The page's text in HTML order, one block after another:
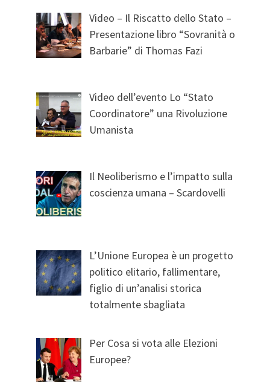
Video – Il Riscatto dello Stato –
Presentazione libro “Sovranità o
Barbarie” di Thomas Fazi
Video dell’evento Lo “Stato
Coordinatore” una Rivoluzione
Umanista
Il Neoliberismo e l’impatto sulla
coscienza umana – Scardovelli
L’Unione Europea è un progetto
politico elitario, fallimentare,
figlio di un’analisi storica
totalmente sbagliata
Per Cosa si vota alle Elezioni
Europee?